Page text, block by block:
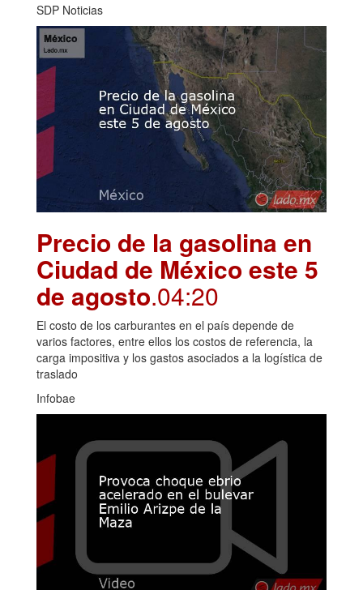
SDP Noticias
Precio de la gasolina en
Ciudad de México este 5
de agosto.04:20
El costo de los carburantes en el país depende de
varios factores, entre ellos los costos de referencia, la
carga impositiva y los gastos asociados a la logística de
traslado
Infobae